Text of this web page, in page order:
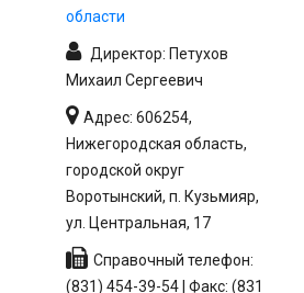
области
Директор: Петухов
Михаил Сергеевич
Адрес: 606254,
Нижегородская область,
городской округ
Воротынский, п. Кузьмияр,
ул. Центральная, 17
Справочный телефон:
(831) 454-39-54 | Факс: (831